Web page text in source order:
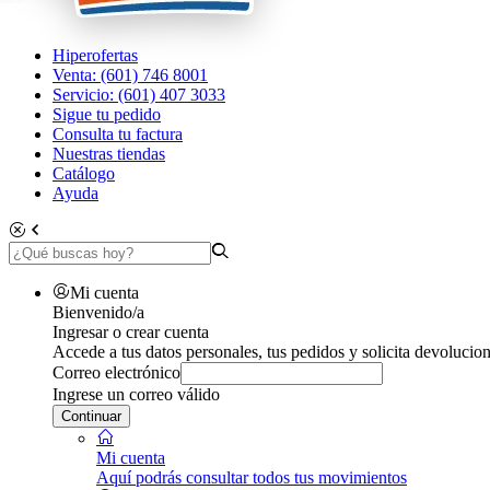
Hiperofertas
Venta: (601) 746 8001
Servicio: (601) 407 3033
Sigue tu pedido
Consulta tu factura
Nuestras tiendas
Catálogo
Ayuda
Mi cuenta
Bienvenido/a
Ingresar o crear cuenta
Accede a tus datos personales, tus pedidos y solicita
Correo electrónico
Ingrese un correo válido
Continuar
Mi cuenta
Aquí podrás consultar todos tus movimientos